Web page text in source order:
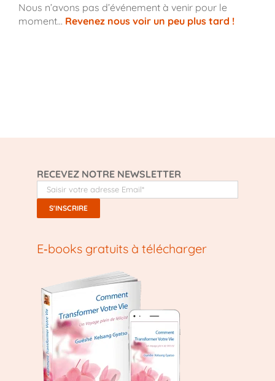
Nous n’avons pas d’événement à venir pour le
moment… Revenez nous voir un peu plus tard !
RECEVEZ NOTRE NEWSLETTER
E‑books gratuits à télécharger